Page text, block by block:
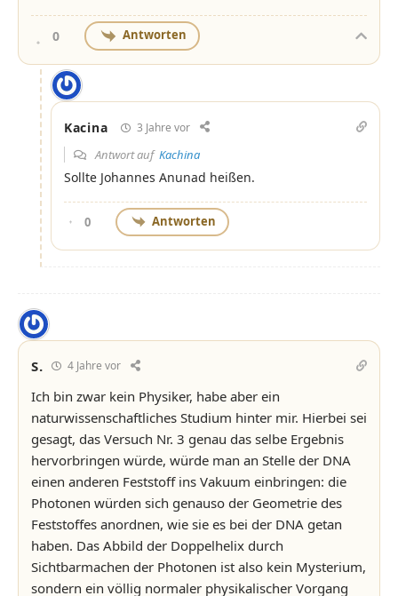
0 Antworten
Kacina 3 Jahre vor
Antwort auf Kachina
Sollte Johannes Anunad heißen.
0 Antworten
S. 4 Jahre vor
Ich bin zwar kein Physiker, habe aber ein
naturwissenschaftliches Studium hinter mir. Hierbei sei
gesagt, das Versuch Nr. 3 genau das selbe Ergebnis
hervorbringen würde, würde man an Stelle der DNA
einen anderen Feststoff ins Vakuum einbringen: die
Photonen würden sich genauso der Geometrie des
Feststoffes anordnen, wie sie es bei der DNA getan
haben. Das Abbild der Doppelhelix durch
Sichtbarmachen der Photonen ist also kein Mysterium,
sondern ein völlig normaler physikalischer Vorgang